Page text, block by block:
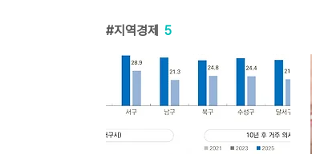
지역경제 5